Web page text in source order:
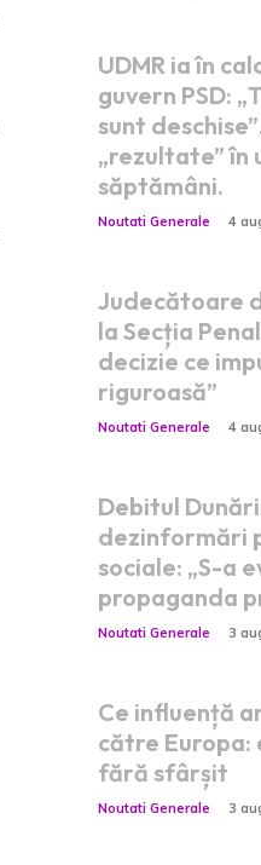
UDMR ia în
guvern PSD:
sunt
„rezultate” în
săptămâni.
Noutati Generale 4
Judecătoare
la Secția
decizie ce
riguroasă”
Noutati Generale 4
Debitul
dezinformări
sociale: „S-a
propaganda
Noutati Generale 3
Ce influență
către Europa:
fără sfârșit
Noutati Generale 3